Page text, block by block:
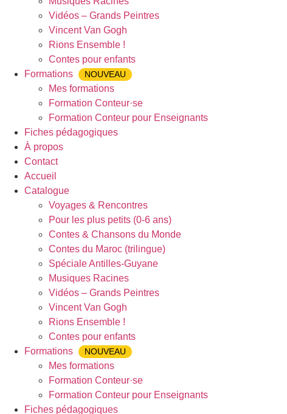
Vidéos – Grands Peintres
Vincent Van Gogh
Rions Ensemble !
Contes pour enfants
Formations
NOUVEAU
Mes formations
Formation Conteur·se
Formation Conteur pour Enseignants
Fiches pédagogiques
À propos
Contact
Accueil
Catalogue
Voyages & Rencontres
Pour les plus petits (0-6 ans)
Contes & Chansons du Monde
Contes du Maroc (trilingue)
Spéciale Antilles-Guyane
Musiques Racines
Vidéos – Grands Peintres
Vincent Van Gogh
Rions Ensemble !
Contes pour enfants
Formations
NOUVEAU
Mes formations
Formation Conteur·se
Formation Conteur pour Enseignants
Fiches pédagogiques